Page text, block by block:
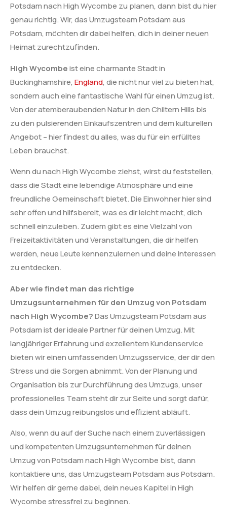
Potsdam nach High Wycombe zu planen, dann bist du hier
genau richtig. Wir, das Umzugsteam Potsdam aus
Potsdam, möchten dir dabei helfen, dich in deiner neuen
Heimat zurechtzufinden.
High Wycombeist eine charmante Stadt in
Buckinghamshire, England, die nicht nur viel zu bieten hat,
sondern auch eine fantastische Wahl für einen Umzug ist.
Von der atemberaubenden Natur in den Chiltern Hills bis
zu den pulsierenden Einkaufszentren und dem kulturellen
Angebot – hier findest du alles, was du für ein erfülltes
Leben brauchst.
Wenn du nach High Wycombe ziehst, wirst du feststellen,
dass die Stadt eine lebendige Atmosphäre und eine
freundliche Gemeinschaft bietet. Die Einwohner hier sind
sehr offen und hilfsbereit, was es dir leicht macht, dich
schnell einzuleben. Zudem gibt es eine Vielzahl von
Freizeitaktivitäten und Veranstaltungen, die dir helfen
werden, neue Leute kennenzulernen und deine Interessen
zu entdecken.
Aber wie findet man das richtige
Umzugsunternehmen für den Umzug von Potsdam
nach High Wycombe?Das Umzugsteam Potsdam aus
Potsdam ist der ideale Partner für deinen Umzug. Mit
langjähriger Erfahrung und exzellentem Kundenservice
bieten wir einen umfassenden Umzugsservice, der dir den
Stress und die Sorgen abnimmt. Von der Planung und
Organisation bis zur Durchführung des Umzugs, unser
professionelles Team steht dir zur Seite und sorgt dafür,
dass dein Umzug reibungslos und effizient abläuft.
Also, wenn du auf der Suche nach einem zuverlässigen
und kompetenten Umzugsunternehmen für deinen
Umzug von Potsdam nach High Wycombe bist, dann
kontaktiere uns, das Umzugsteam Potsdam aus Potsdam.
Wir helfen dir gerne dabei, dein neues Kapitel in High
Wycombe stressfrei zu beginnen.